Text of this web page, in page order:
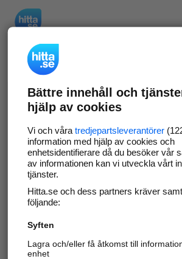
Verifiera ditt
Gör som 69 573företag
företagssida på hitta.se och syns
kunder i ditt närområde. Helt
Uppdatera din
Svara på och hantera dina
Bättre innehåll och
hjälp av cookies
Vi och våra tredjepartsleverantörer
information med hjälp av cookies och
enhetsidentifierare då du besöker vår
av informationen kan vi utveckla vårt
tjänster.
Hitta.se och dess partners kräver
följande:
Syften
Lagra och/eller få åtkomst till
enhet